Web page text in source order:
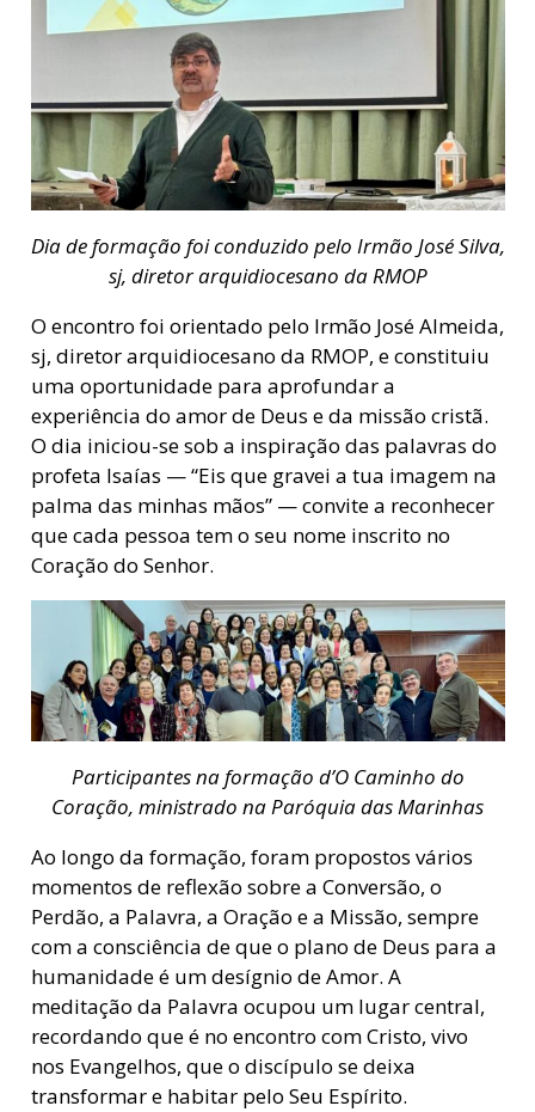
Dia de formação foi conduzido pelo Irmão José Silva,
sj, diretor arquidiocesano da RMOP
O encontro foi orientado pelo Irmão José Almeida,
sj, diretor arquidiocesano da RMOP, e constituiu
uma oportunidade para aprofundar a
experiência do amor de Deus e da missão cristã.
O dia iniciou-se sob a inspiração das palavras do
profeta Isaías — “Eis que gravei a tua imagem na
palma das minhas mãos” — convite a reconhecer
que cada pessoa tem o seu nome inscrito no
Coração do Senhor.
Participantes na formação d’O Caminho do
Coração, ministrado na Paróquia das Marinhas
Ao longo da formação, foram propostos vários
momentos de reflexão sobre a Conversão, o
Perdão, a Palavra, a Oração e a Missão, sempre
com a consciência de que o plano de Deus para a
humanidade é um desígnio de Amor. A
meditação da Palavra ocupou um lugar central,
recordando que é no encontro com Cristo, vivo
nos Evangelhos, que o discípulo se deixa
transformar e habitar pelo Seu Espírito.